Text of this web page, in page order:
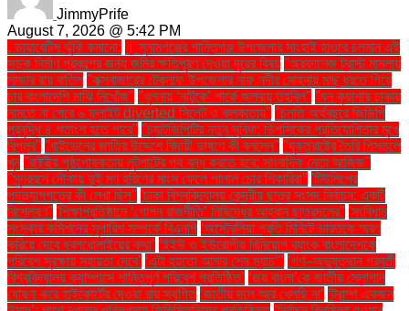
JimmyPrife
August 7, 2026 @ 5:42 PM
. ডায়াবেটিস ঝুঁকি কমানো:
। সুনামগঞ্জের শান্তিগঞ্জ উপজেলার সাংহাই হাওরে চলমান এই
সড়ক নির্মাণ প্রকল্পের জন্য জমির ক্ষতিপূরণ দেওয়া দূরের বিষয় ''অরফানেজ ট্রাস্ট মামলায়
সাজার রায় বাতিল ''কক্সবাজারের টেকনাফ উপজেলার নাফ নদীর মোহনায় মাছ ধরতে গিয়ে
চার বাংলাদেশি মাঝি নিখোঁজ'' ''খুলনায় ‘নাটুকে’ পার্কে জলবায়ু তহবিল'' ''ঘন কুয়াশায় ঢাকায়
নামতে না পেরে ৬ ফ্লাইট diverted সিলেট ও কলকাতায়'' ''চলতি অর্থবছরে জিডিপি
প্রবৃদ্ধি ৪ শতাংশ হতে পারে'' ''চ্যাটজিপিটির নতুন সুবিধা: ডিপসিকের প্রতিযোগিতার মুখে
বিপ্লব'' ''বাইডেনের জাতির উদ্দেশে বিদায়ী ভাষণে কী বললেন'' ''যুক্তরাষ্ট্রে তৈরি পিস্তলে
খুন ''রাষ্ট্রীয় পৃষ্ঠপোষকতায় লুটপাটের পথ বন্ধ করতে হবে: সাংবাদিক নেতা আজিজ"
''সুন্দরবনে নৌকায় দুই মণ হরিণের মাংস ফেলে পালাল চোর শিকারিরা'' 'টিউলিপের
পদত্যাগপত্রে কী লেখা ছিল'' 'ঢাকা বিশ্ববিদ্যালয় কেন্দ্রীয় ছাত্র সংসদ নির্বাচন: একটি
বিশ্লেষণ'' 'শিক্ষাপ্রতিষ্ঠানে ‘গোপন রাজনীতি’ নিষিদ্ধের আহ্বান ছাত্রদলের'' 'সংবিধান
সংস্কার কমিশনের সুপারিশ সম্পর্কে বিএনপি ‘অস্ট্রেলিয়া প্রতি মিনিটে ভারতকে স্মরণ
করিয়ে দেবে ধবলধোলাইয়ের কথা’ ‘ইইউ ও ইউরোপীয় বিনিয়োগ ব্যাংক বাংলাদেশকে
পরিবেশ সুরক্ষায় সহায়তা দেবে’ ‘এটা হয়তো আমার শেষ ম্যাচ’" ‘গণ–অভ্যুত্থান পরবর্তী
বিশ্ববিদ্যালয় ক্যাম্পাসে শান্তিপূর্ণ পরিবেশ প্রতিষ্ঠিত’ ‘জয় বাংলা’কে জাতীয় স্লোগান
ঘোষণা করে হাইকোর্টের দেওয়া রায় স্থগিত ‘জাতীয় দলে আর খেলছি না’ ‘ট্রাম্প একজন